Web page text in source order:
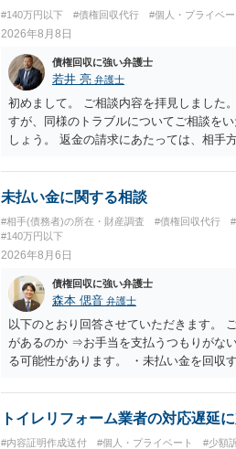
#140万円以下 #債権回収代行 #個人・プライベー
2026年8月8日
債権回収に強い弁護士
若井 亮 弁護士
初めまして。 ご相談内容を拝見しました
すが、同様のトラブルについてご相談を
しょう。 返金の請求にあたっては、相手
ずれにせよ、まずは速やかに最寄りの警
未払い金に関する相談
#相手(債務者)の所在・財産調査 #債権回収代行
#140万円以下
2026年8月6日
債権回収に強い弁護士
森本 偲音 弁護士
以下のとおり回答させていただきます。
があるのか ⇒お手当を支払うつもりがな
る可能性があります。 ・未払い金を回収
であるため、公序良俗に反する契約とし
い可能性が高いです。 ・相手の氏名や住
トイレリフォーム業者の対応遅延
#内容証明作成送付 #個人・プライベート #少額